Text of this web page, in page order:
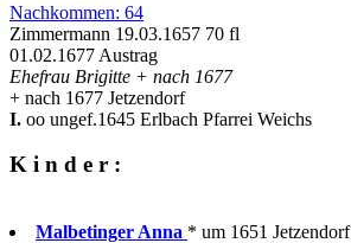
Nachkommen: 64
Zimmermann 19.03.1657 70 fl
01.02.1677 Austrag
Ehefrau Brigitte + nach 1677
+ nach 1677 Jetzendorf
I. oo ungef.1645 Erlbach Pfarrei Weichs
K i n d e r :
Malbetinger Anna * um 1651 Jetzendorf